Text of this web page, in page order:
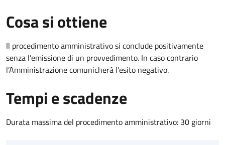
Cosa si ottiene
Il procedimento amministrativo si conclude positivamente
senza l’emissione di un provvedimento. In caso contrario
l’Amministrazione comunicherà l’esito negativo.
Tempi e scadenze
Durata massima del procedimento amministrativo: 30 giorni